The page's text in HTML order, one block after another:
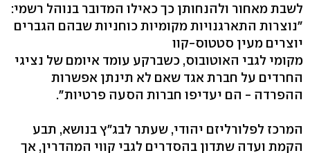
לשבת מאחור ולהנחותן כך כאילו המדובר בנוהל רשמי:
"נוצרות התארגנויות מקומיות כוחניות שבהם הגברים
יוצרים מעין סטטוס-קוו
מקומי לגבי האוטובוס, כשברקע עומד איומם של נציגי
החרדים על חברת אגד שאם לא תינתן אפשרות
ההפרדה - הם יעדיפו חברות הסעה פרטיות".
המרכז לפלורליזם יהודי, שעתר לבג"ץ בנושא, תבע
הקמת ועדה שתדון בהסדרים לגבי קווי המהדרין, אך